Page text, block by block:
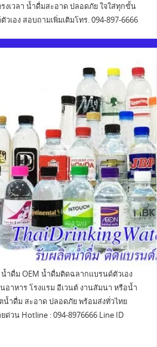
เวลา น้ำดื่มสะอาด ปลอดภัย ใจใส่ทุกขั้น
เอง สอบถามเพิ่มเติมโทร. 094-897-6666
ำดื่ม OEM น้ำดื่มติดฉลากแบรนด์ตัวเอง
อาหาร โรงแรม อีเวนต์ งานสัมนา หรือน้ำ
น้ำดื่ม สะอาด ปลอดภัย พร้อมส่งทั่วไทย
ด่วน Hotline : 094-8976666 Line ID